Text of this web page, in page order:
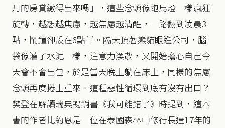
月的房貸繳得出來嗎」，這些念頭像跑馬燈一樣瘋狂
旋轉，越想越焦慮，越焦慮越清醒，一路翻到凌晨3
點，鬧鐘卻設在6點半。隔天頂著熊貓眼進公司，腦
袋像灌了水泥一樣，注意力渙散，又開始擔心自己今
天會不會出包，於是當天晚上躺在床上，同樣的焦慮
念頭再度捲土重來。這種惡性循環到底有沒有出口？
樊登在解讀瑞典暢銷書《我可能錯了》時提到，這本
書的作者比約恩是一位在泰國森林中修行長達17年的